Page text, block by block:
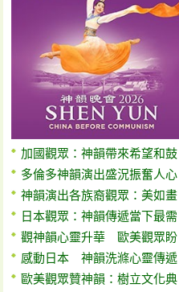
加國觀眾：神韻帶來希望和鼓
多倫多神韻演出盛況振奮人心
神韻演出各族裔觀眾：美如畫
日本觀眾：神韻傳遞當下最需
觀神韻心靈升華 歐美觀眾盼
感動日本 神韻洗滌心靈傳遞
歐美觀眾贊神韻：樹立文化典